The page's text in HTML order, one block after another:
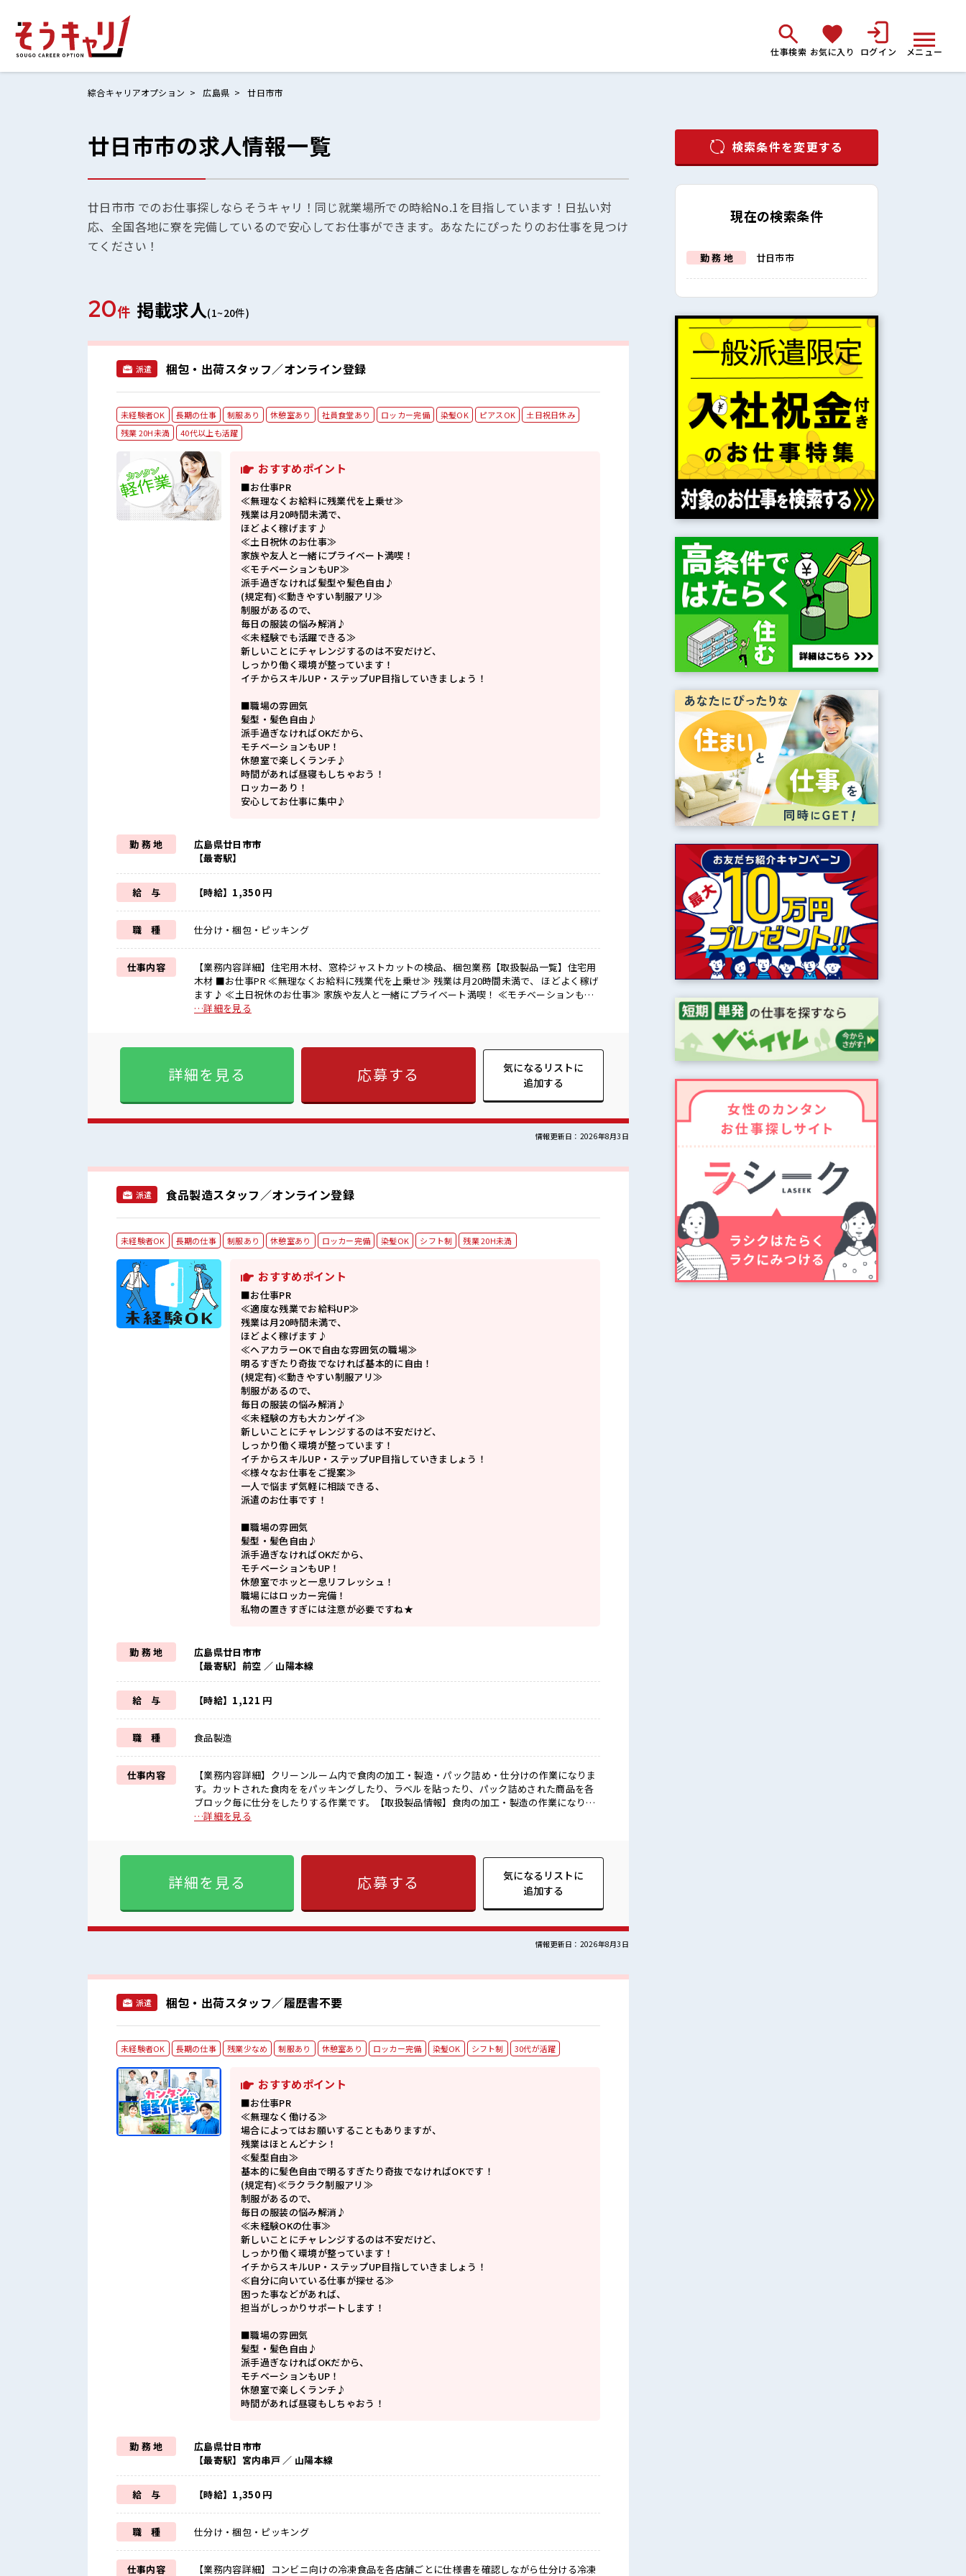
仕事検索 お気に入り ログイン メニュー
ホームにもどる
お気に入りリスト
お問い合わせ
綜合キャリアオプション 広島県 廿日市市
廿日市市の求人情報一覧
廿日市市 でのお仕事探しならそうキャリ！同じ就業場所での時給No.1を目指しています！日払い対
応、全国各地に寮を完備しているので安心してお仕事ができます。あなたにぴったりのお仕事を見つけ
てください！
20件 掲載求人(1~20件)
派遣 梱包・出荷スタッフ／オンライン登録
未経験者OK 長期の仕事 制服あり 休憩室あり 社員食堂あり ロッカー完備 染髪OK ピアスOK
土日祝日休み
残業 20H未満
40代以上も活躍
おすすめポイント
■お仕事PR
≪無理なくお給料に残業代を上乗せ≫
残業は月20時間未満で、
ほどよく稼げます♪
≪土日祝休のお仕事≫
家族や友人と一緒にプライベート満喫！
≪モチベーションもUP≫
派手過ぎなければ髪型や髪色自由♪
(規定有)≪動きやすい制服アリ≫
制服があるので、
毎日の服装の悩み解消♪
≪未経験でも活躍できる≫
新しいことにチャレンジするのは不安だけど、
しっかり働く環境が整っています！
イチからスキルUP・ステップUP目指していきましょう！
■職場の雰囲気
髪型・髪色自由♪
派手過ぎなければOKだから、
モチベーションもUP！
休憩室で楽しくランチ♪
時間があれば昼寝もしちゃおう！
ロッカーあり！
安心してお仕事に集中♪
勤 務 地
広島県廿日市市
【最寄駅】
給 与 【時給】1,350 円
職 種 仕分け・梱包・ピッキング
仕事内容
【業務内容詳細】住宅用木材、窓枠ジャストカットの検品、梱包業務【取扱製品一覧】住宅用
木材 ■お仕事PR ≪無理なくお給料に残業代を上乗せ≫ 残業は月20時間未満で、 ほどよく稼げ
ます♪ ≪土日祝休のお仕事≫ 家族や友人と一緒にプライベート満喫！ ≪モチベーションも
UP≫ 派手過ぎなければ髪型や髪色自由♪ (規定有)≪動きやすい制服アリ≫ 制服があるので、
ょう！ ■職場の雰囲気 髪型・髪色自由♪ 派手過ぎなければOKだから、 モチベーションも
UP！ 休憩室で楽しくランチ♪ 時間があれば昼寝もしちゃおう！ ロッカーあり！ 安心してお仕
事に集中♪
…詳細を見る
詳細を見る 応募する
気になるリストに
追加する
情報更新日：2026年8月3日
派遣 食品製造スタッフ／オンライン登録
未経験者OK 長期の仕事 制服あり 休憩室あり ロッカー完備 染髪OK シフト制 残業 20H未満
おすすめポイント
■お仕事PR
≪適度な残業でお給料UP≫
残業は月20時間未満で、
ほどよく稼げます♪
≪ヘアカラーOKで自由な雰囲気の職場≫
明るすぎたり奇抜でなければ基本的に自由！
(規定有)≪動きやすい制服アリ≫
制服があるので、
毎日の服装の悩み解消♪
≪未経験の方も大カンゲイ≫
新しいことにチャレンジするのは不安だけど、
しっかり働く環境が整っています！
イチからスキルUP・ステップUP目指していきましょう！
≪様々なお仕事をご提案≫
一人で悩まず気軽に相談できる、
派遣のお仕事です！
■職場の雰囲気
髪型・髪色自由♪
派手過ぎなければOKだから、
モチベーションもUP！
休憩室でホッと一息リフレッシュ！
職場にはロッカー完備！
私物の置きすぎには注意が必要ですね★
勤 務 地
広島県廿日市市
【最寄駅】前空 ／ 山陽本線
給 与 【時給】1,121 円
職 種 食品製造
仕事内容
【業務内容詳細】クリーンルーム内で食肉の加工・製造・パック詰め・仕分けの作業になりま
す。カットされた食肉ををパッキングしたり、ラベルを貼ったり、パック詰めされた商品を各
ブロック毎に仕分をしたりする作業です。【取扱製品情報】食肉の加工・製造の作業になりま
す。カットされた食肉をパッキングしてラベルを貼る作業になります。 ■お仕事PR ≪適度な
服があるので、 毎日の服装の悩み解消♪ ≪未経験の方も大カンゲイ≫ 新しいことにチャレン
ジするのは不安だけど、 しっかり働く環境が整っています！ イチからスキルUP・ステップUP
目指していきましょう！ ≪様々なお仕事をご提案≫ 一人で悩まず気軽に相談できる、 派遣の
もUP！ 休憩室でホッと一息リフレッシュ！ 職場にはロッカー完備！ 私物の置きすぎには注意
が必要ですね★
…詳細を見る
詳細を見る 応募する
気になるリストに
追加する
情報更新日：2026年8月3日
派遣 梱包・出荷スタッフ／履歴書不要
未経験者OK 長期の仕事 残業少なめ 制服あり 休憩室あり ロッカー完備 染髪OK シフト制 30代が活躍
おすすめポイント
■お仕事PR
≪無理なく働ける≫
場合によってはお願いすることもありますが、
残業はほとんどナシ！
≪髪型自由≫
基本的に髪色自由で明るすぎたり奇抜でなければOKです！
(規定有)≪ラクラク制服アリ≫
制服があるので、
毎日の服装の悩み解消♪
≪未経験OKの仕事≫
新しいことにチャレンジするのは不安だけど、
しっかり働く環境が整っています！
イチからスキルUP・ステップUP目指していきましょう！
≪自分に向いている仕事が探せる≫
困った事などがあれば、
担当がしっかりサポートします！
■職場の雰囲気
髪型・髪色自由♪
派手過ぎなければOKだから、
モチベーションもUP！
休憩室で楽しくランチ♪
時間があれば昼寝もしちゃおう！
勤 務 地
広島県廿日市市
【最寄駅】宮内串戸 ／ 山陽本線
給 与 【時給】1,350 円
職 種 仕分け・梱包・ピッキング
仕事内容 【業務内容詳細】コンビニ向けの冷凍食品を各店舗ごとに仕様書を確認しながら仕分ける冷凍
検索条件を変更する
現在の検索条件
勤 務 地 廿日市市